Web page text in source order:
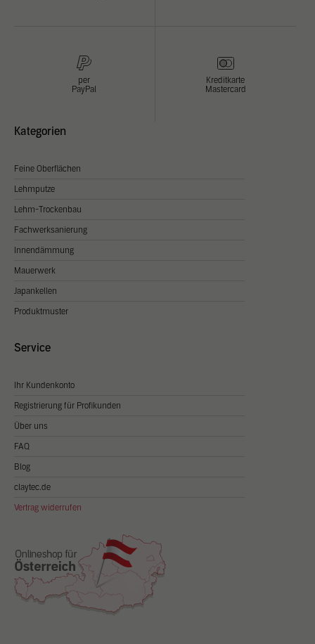
per
PayPal
Kreditkarte
Mastercard
Kategorien
Feine Oberflächen
Lehmputze
Lehm-Trockenbau
Fachwerksanierung
Innendämmung
Mauerwerk
Japankellen
Produktmuster
Service
Ihr Kundenkonto
Registrierung für Profikunden
Über uns
FAQ
Blog
claytec.de
Vertrag widerrufen